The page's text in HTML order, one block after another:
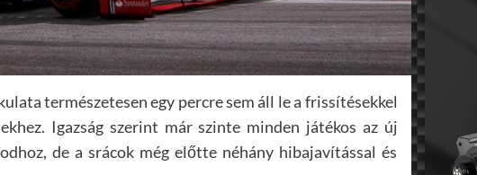
természetesen egy percre sem áll le a frissítésekkel
Igazság szerint már szinte minden játékos az új
de a srácok még előtte néhány hibajavítással és